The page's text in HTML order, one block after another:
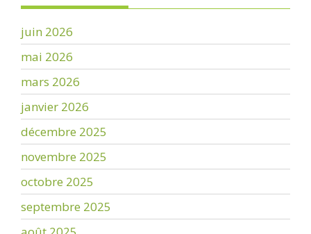
juin 2026
mai 2026
mars 2026
janvier 2026
décembre 2025
novembre 2025
octobre 2025
septembre 2025